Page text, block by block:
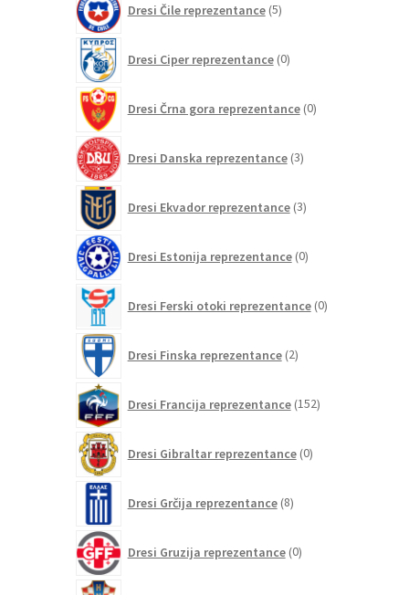
Dresi Čile reprezentance 5izdelkov
Dresi Ciper reprezentance 0izdelkov
Dresi Črna gora reprezentance 0izdelkov
Dresi Danska reprezentance 3izdelki
Dresi Ekvador reprezentance 3izdelki
Dresi Estonija reprezentance 0izdelkov
Dresi Ferski otoki reprezentance 0izdelkov
Dresi Finska reprezentance 2izdelka
Dresi Francija reprezentance 152izdelkov
Dresi Gibraltar reprezentance 0izdelkov
Dresi Grčija reprezentance 8izdelkov
Dresi Gruzija reprezentance 0izdelkov